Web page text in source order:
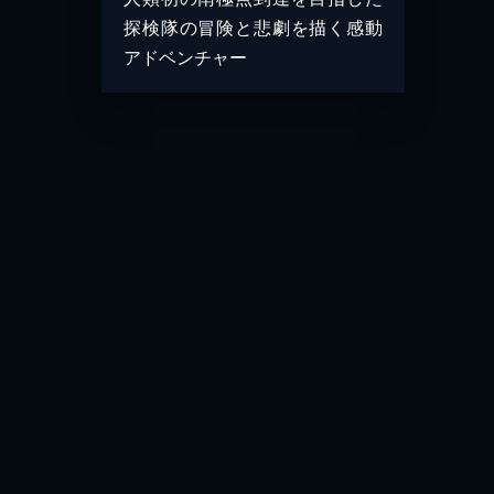
探検隊の冒険と悲劇を描く感動
アドベンチャー